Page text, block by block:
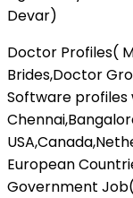
Devar)
Doctor Profiles(
Brides,Doctor
Software profiles
European
Government